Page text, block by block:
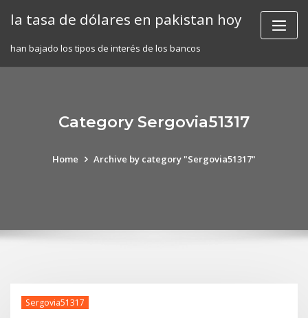
la tasa de dólares en pakistan hoy
han bajado los tipos de interés de los bancos
Category Sergovia51317
Home Archive by category "Sergovia51317"
Sergovia51317